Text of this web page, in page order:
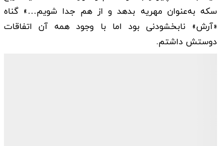
سکه به‌عنوان مهریه بدهد و از هم جدا شویم…» گناه
«آرش» نابخشودنی بود اما با وجود همه آن اتفاقات
دوستش داشتم.